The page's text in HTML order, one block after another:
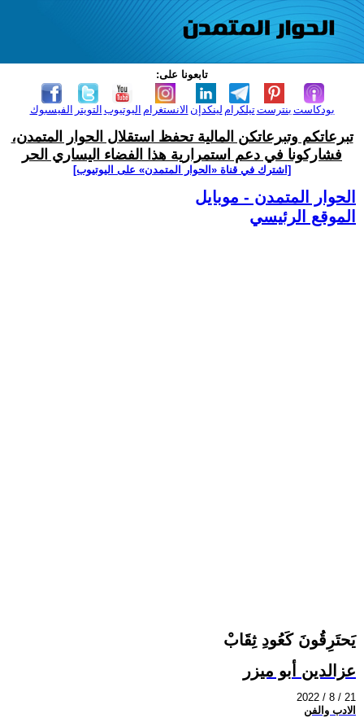
تابعونا على:
الفيسبوك التويتر اليوتيوب الانستغرام لينكدإن تيلكرامبنترست بودكاست
تبرعاتكم وتبرعاتكن المالية تحفظ استقلال الحوار المتمدن،
فشاركونا في دعم استمرارية هذا الفضاء اليساري الحر
[اشترك في قناة ‫«الحوار المتمدن» على اليوتيوب]
الحوار المتمدن - موبايل
الموقع الرئيسي
يَحتَرِقُونَ كَعُودِ ثِقَابْ
عزالدين أبو ميزر
2022 / 8 / 21
الادب والفن